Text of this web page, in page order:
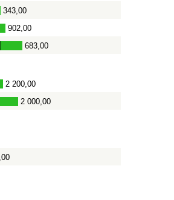
343,00
902,00
- 683,00
2 200,00
2 000,00